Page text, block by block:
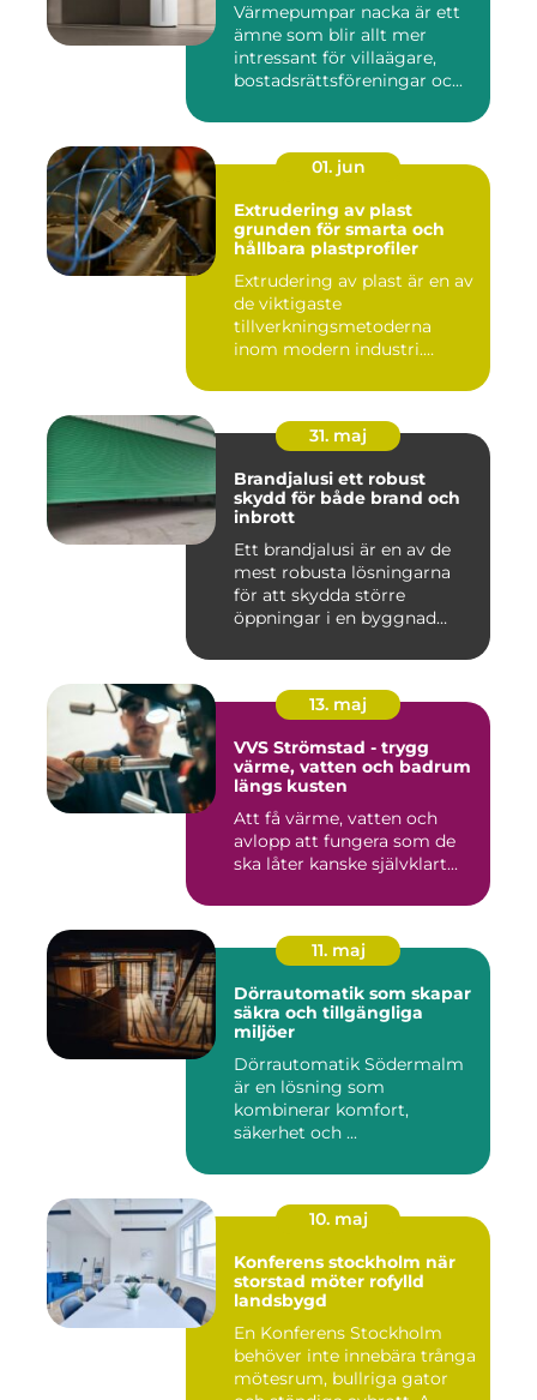
Värmepumpar nacka är ett
ämne som blir allt mer
intressant för villaägare,
bostadsrättsföreningar oc...
01. jun
Extrudering av plast
grunden för smarta och
hållbara plastprofiler
Extrudering av plast är en av
de viktigaste
tillverkningsmetoderna
inom modern industri.
31. maj
Brandjalusi ett robust
skydd för både brand och
inbrott
Ett brandjalusi är en av de
mest robusta lösningarna
för att skydda större
öppningar i en byggnad
13. maj
VVS Strömstad - trygg
värme, vatten och badrum
längs kusten
Att få värme, vatten och
avlopp att fungera som de
ska låter kanske självklart...
11. maj
Dörrautomatik som skapar
säkra och tillgängliga
miljöer
Dörrautomatik Södermalm
är en lösning som
kombinerar komfort,
säkerhet och ...
10. maj
Konferens stockholm när
storstad möter rofylld
landsbygd
En Konferens Stockholm
behöver inte innebära trånga
mötesrum, bullriga gator